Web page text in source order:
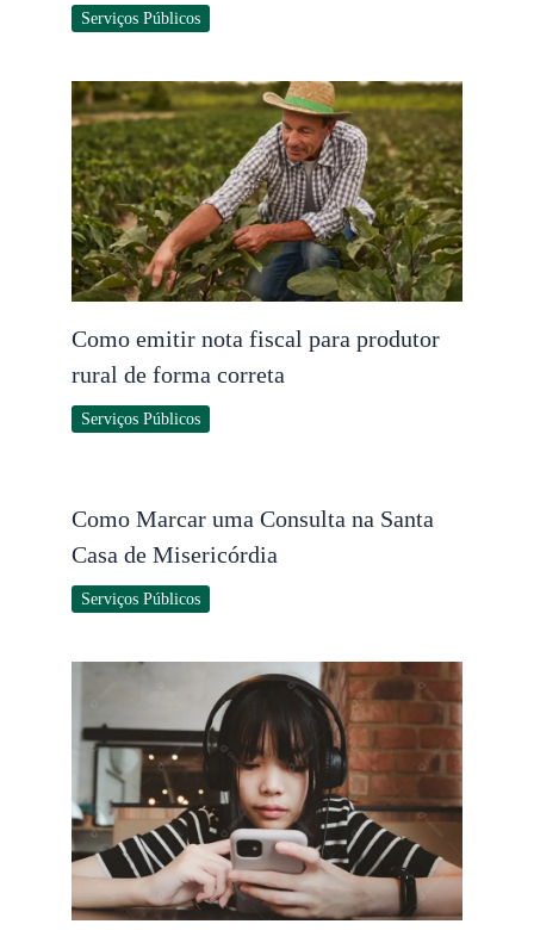
Serviços Públicos
Como emitir nota fiscal para produtor
rural de forma correta
Serviços Públicos
Como Marcar uma Consulta na Santa
Casa de Misericórdia
Serviços Públicos